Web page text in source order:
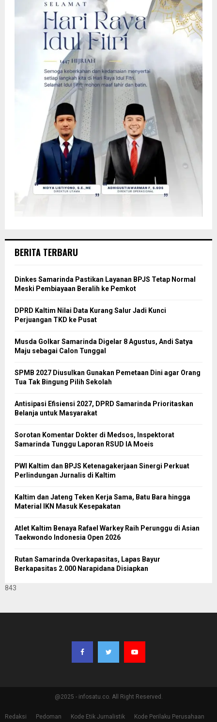
BERITA TERBARU
Dinkes Samarinda Pastikan Layanan BPJS Tetap Normal
Meski Pembiayaan Beralih ke Pemkot
DPRD Kaltim Nilai Data Kurang Salur Jadi Kunci
Perjuangan TKD ke Pusat
Musda Golkar Samarinda Digelar 8 Agustus, Andi Satya
Maju sebagai Calon Tunggal
SPMB 2027 Diusulkan Gunakan Pemetaan Dini agar Orang
Tua Tak Bingung Pilih Sekolah
Antisipasi Efisiensi 2027, DPRD Samarinda Prioritaskan
Belanja untuk Masyarakat
Sorotan Komentar Dokter di Medsos, Inspektorat
Samarinda Tunggu Laporan RSUD IA Moeis
PWI Kaltim dan BPJS Ketenagakerjaan Sinergi Perkuat
Perlindungan Jurnalis di Kaltim
Kaltim dan Jateng Teken Kerja Sama, Batu Bara hingga
Material IKN Masuk Kesepakatan
Atlet Kaltim Benaya Rafael Warkey Raih Perunggu di Asian
Taekwondo Indonesia Open 2026
Rutan Samarinda Overkapasitas, Lapas Bayur
Berkapasitas 2.000 Narapidana Disiapkan
843
@2025 - infosatu.co. All Right Reserved.
Redaksi Pedoman Kode Etik Jurnalistik Kode Perilaku Perusahaan